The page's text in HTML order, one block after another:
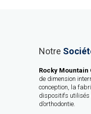
Notre
Rocky
de dimension
conception, la
dispositifs
d’orthodontie.